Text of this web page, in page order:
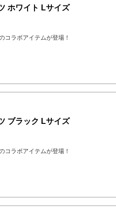
ホワイト Lサイズ
コラボアイテムが登場！
ブラック Lサイズ
コラボアイテムが登場！